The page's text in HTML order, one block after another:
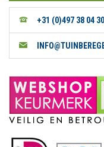
+31 (0)497 38 04 30